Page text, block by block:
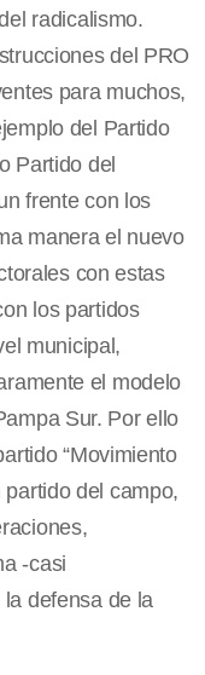
radicalismo.
del PRO
para muchos,
del Partido
Partido del
frente con los
manera el nuevo
con estas
los partidos
municipal,
el modelo
Sur. Por ello
“Movimiento
del campo,
-casi
defensa de la